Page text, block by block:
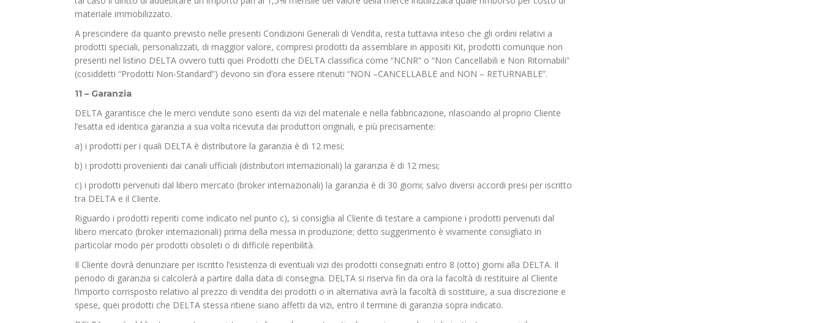
materiale immobilizzato.
A prescindere da quanto previsto nelle presenti Condizioni Generali di Vendita, resta tuttavia inteso che gli ordini relativi a
prodotti speciali, personalizzati, di maggior valore, compresi prodotti da assemblare in appositi Kit, prodotti comunque non
presenti nel listino DELTA ovvero tutti quei Prodotti che DELTA classifica come “NCNR” o “Non Cancellabili e Non Ritornabili”
(cosiddetti “Prodotti Non-Standard”) devono sin d’ora essere ritenuti “NON –CANCELLABLE and NON – RETURNABLE”.
11 – Garanzia
DELTA garantisce che le merci vendute sono esenti da vizi del materiale e nella fabbricazione, rilasciando al proprio Cliente
l’esatta ed identica garanzia a sua volta ricevuta dai produttori originali, e più precisamente:
a) i prodotti per i quali DELTA è distributore la garanzia è di 12 mesi;
b) i prodotti provenienti dai canali ufficiali (distributori internazionali) la garanzia è di 12 mesi;
c) i prodotti pervenuti dal libero mercato (broker internazionali) la garanzia è di 30 giorni; salvo diversi accordi presi per iscritto
tra DELTA e il Cliente.
Riguardo i prodotti reperiti come indicato nel punto c), si consiglia al Cliente di testare a campione i prodotti pervenuti dal
libero mercato (broker internazionali) prima della messa in produzione; detto suggerimento è vivamente consigliato in
particolar modo per prodotti obsoleti o di difficile reperibilità.
Il Cliente dovrà denunziare per iscritto l’esistenza di eventuali vizi dei prodotti consegnati entro 8 (otto) giorni alla DELTA. Il
periodo di garanzia si calcolerà a partire dalla data di consegna. DELTA si riserva fin da ora la facoltà di restituire al Cliente
l’importo corrisposto relativo al prezzo di vendita dei prodotti o in alternativa avrà la facoltà di sostituire, a sua discrezione e
spese, quei prodotti che DELTA stessa ritiene siano affetti da vizi, entro il termine di garanzia sopra indicato.